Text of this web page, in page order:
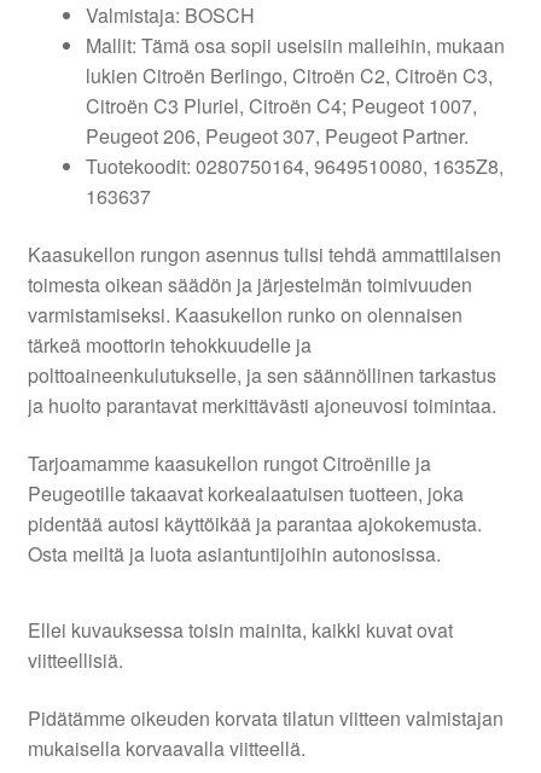
Valmistaja: BOSCH
Mallit: Tämä osa sopii useisiin malleihin, mukaan
lukien Citroën Berlingo, Citroën C2, Citroën C3,
Citroën C3 Pluriel, Citroën C4; Peugeot 1007,
Peugeot 206, Peugeot 307, Peugeot Partner.
Tuotekoodit: 0280750164, 9649510080, 1635Z8,
163637
Kaasukellon rungon asennus tulisi tehdä ammattilaisen
toimesta oikean säädön ja järjestelmän toimivuuden
varmistamiseksi. Kaasukellon runko on olennaisen
tärkeä moottorin tehokkuudelle ja
polttoaineenkulutukselle, ja sen säännöllinen tarkastus
ja huolto parantavat merkittävästi ajoneuvosi toimintaa.
Tarjoamamme kaasukellon rungot Citroënille ja
Peugeotille takaavat korkealaatuisen tuotteen, joka
pidentää autosi käyttöikää ja parantaa ajokokemusta.
Osta meiltä ja luota asiantuntijoihin autonosissa.
Ellei kuvauksessa toisin mainita, kaikki kuvat ovat
viitteellisiä.
Pidätämme oikeuden korvata tilatun viitteen valmistajan
mukaisella korvaavalla viitteellä.